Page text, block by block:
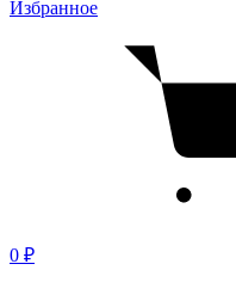
Избранное
0 ₽